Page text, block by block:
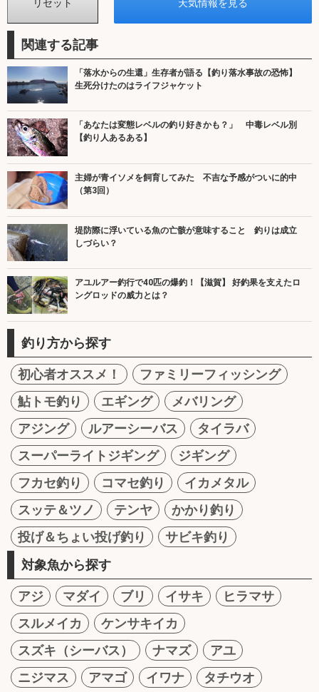
関連する記事
「落水からの生還」生存者が語る【釣り落水事故の恐怖】
生死分けたのはライフジャケット
「あなたは変態レベルの釣り好きかも？」 中毒レベル別
【釣り人あるある】
主婦が青イソメを飼育してみた 不吉な予感がついに的中
（第3回）
堤防際に浮いている魚の亡骸が意味すること 釣りは成立
しづらい？
アユルアー釣行で40匹の爆釣！【滋賀】 好釣果を支えたロ
ングロッドの威力とは？
釣り方から探す
初心者オススメ！
ファミリーフィッシング
鮎トモ釣り
エギング
メバリング
アジング
ルアーシーバス
タイラバ
スーパーライトジギング
ジギング
フカセ釣り
コマセ釣り
イカメタル
スッテ＆ツノ
テンヤ
かかり釣り
投げ＆ちょい投げ釣り
サビキ釣り
対象魚から探す
アジ マダイ ブリ イサキ
ヒラマサ
スルメイカ
ケンサキイカ
スズキ（シーバス）
ナマズ
アユ
ニジマス
アマゴ イワナ
タチウオ